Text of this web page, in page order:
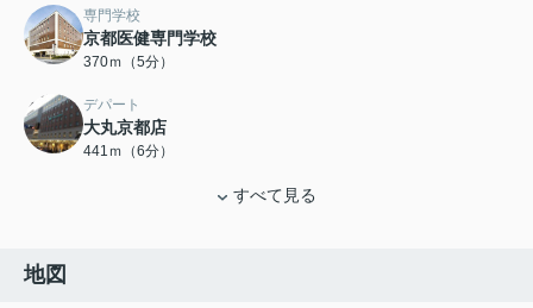
専門学校
京都医健専門学校
370ｍ（5分）
デパート
大丸京都店
441ｍ（6分）
すべて見る
地図